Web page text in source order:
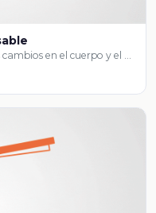
en el cuerpo y el …